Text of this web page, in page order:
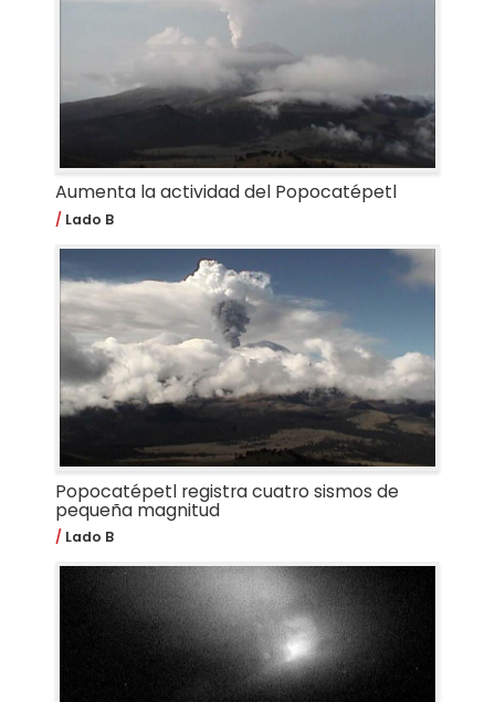
Aumenta la actividad del Popocatépetl
Lado B
Popocatépetl registra cuatro sismos de
pequeña magnitud
Lado B